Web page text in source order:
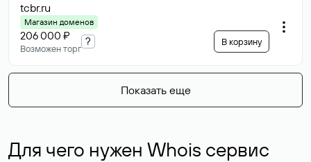
tcbr.ru
Магазин доменов
206 000 ₽
Возможен торг
? В корзину
Показать еще
Для чего нужен Whois сервис